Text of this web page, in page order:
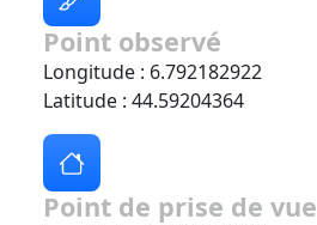
Point observé
Longitude : 6.792182922
Latitude : 44.59204364
Point de prise de vue